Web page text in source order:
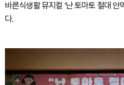
바른식생활 뮤지컬 ‘난 토마토 절대 안
다.